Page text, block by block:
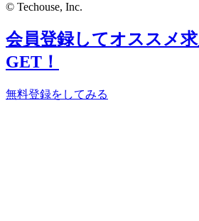
© Techouse, Inc.
会員登録してオススメ
GET！
無料登録をしてみる